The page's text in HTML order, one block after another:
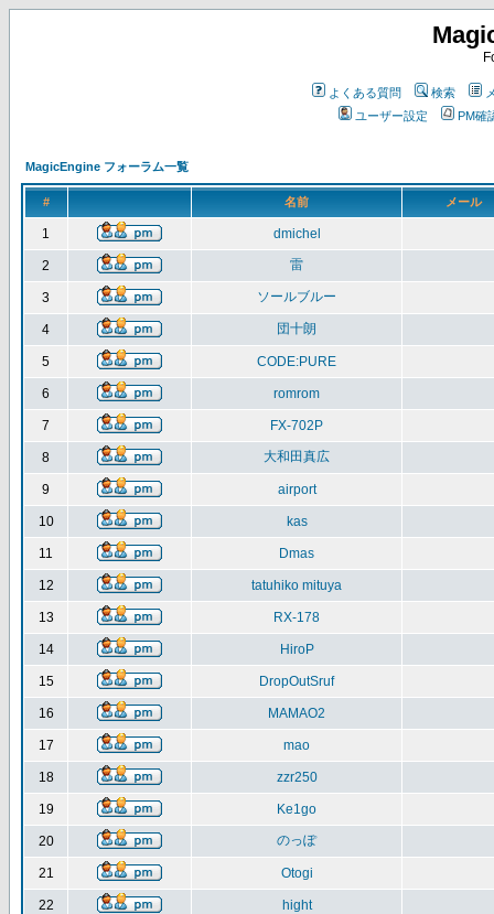
よくある質問 検索
ユーザー設定
PM確
MagicEngine フォーラム一覧
# 名前 メール
1 dmichel
2 雷
3 ソールブルー
4 団十朗
5 CODE:PURE
6 romrom
7 FX-702P
8 大和田真広
9 airport
10 kas
11 Dmas
12 tatuhiko mituya
13 RX-178
14 HiroP
15 DropOutSruf
16 MAMAO2
17 mao
18 zzr250
19 Ke1go
20 のっぽ
21 Otogi
22 hight